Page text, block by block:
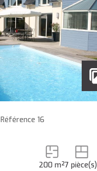
Référence 16
200 m²7 pièce(s)